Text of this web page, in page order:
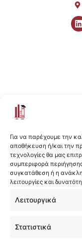
Για να παρέχουμε την
αποθήκευση ή/και την
τεχνολογίες θα μας
συμπεριφορά
συγκατάθεση ή η
λειτουργίες και
Λειτουργικά
Στατιστικά
i